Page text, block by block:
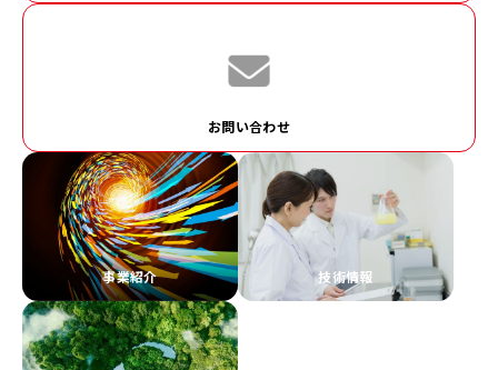
お問い合わせ
事業紹介 技術情報